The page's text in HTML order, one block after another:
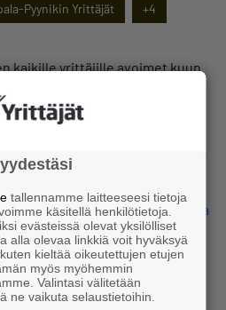
Pyynikin Yrittäjät +4
kaikille yrittäjille avoimet kuun
Hakasen Leipomolla
kertomaan,
päälle tuleeProakatemiasta
tallennamme laitteeseesi tietoja
käsitellä henkilötietoja.
evästeissä olevat yksilölliset
alla olevaa linkkiä voit hyväksyä
kieltää oikeutettujen etujen
myös myöhemmin
Valintasi välitetään
ne vaikuta selaustietoihin.